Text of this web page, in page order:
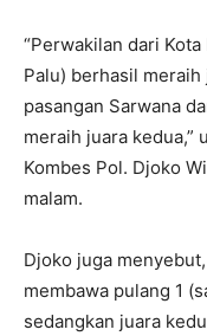
“Perwakilan dari
Palu) berhasil
pasangan Sarwana
meraih juara kedua,”
Kombes Pol. Djoko
malam.
Djoko juga
membawa pulang 1
sedangkan juara